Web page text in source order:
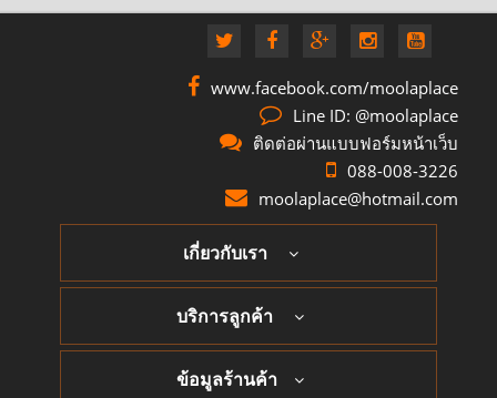
www.facebook.com/moolaplace
Line ID: @moolaplace
ติดต่อผ่านแบบฟอร์มหน้าเว็บ
088-008-3226
moolaplace@hotmail.com
เกี่ยวกับเรา
บริการลูกค้า
ข้อมูลร้านค้า